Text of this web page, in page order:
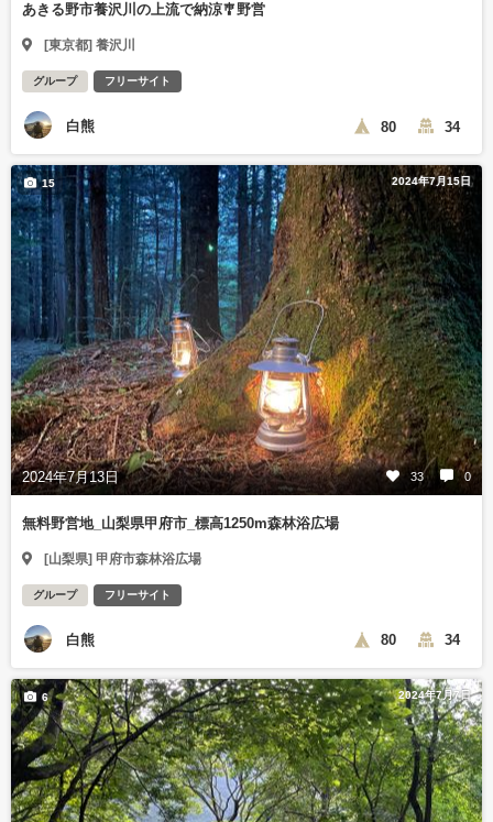
あきる野市養沢川の上流で納涼🎐野営
[東京都] 養沢川
グループ フリーサイト
白熊 80 34
2024年7月15日
2024年7月13日 33 0
15
無料野営地_山梨県甲府市_標高1250m森林浴広場
[山梨県] 甲府市森林浴広場
グループ フリーサイト
白熊 80 34
2024年7月7日
6